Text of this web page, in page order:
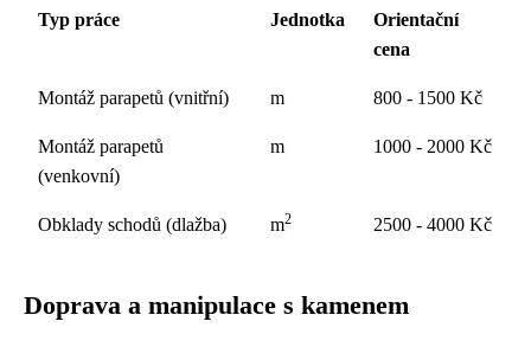
Typ práce
Jednotka
Orientační
cena
Montáž parapetů (vnitřní) m 800 - 1500 Kč
Montáž parapetů
(venkovní)
m 1000 - 2000 Kč
Obklady schodů (dlažba) m2 2500 - 4000 Kč
Doprava a manipulace s kamenem